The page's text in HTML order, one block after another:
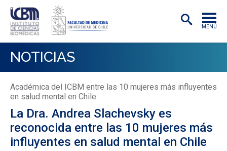
MENÚ
ACADÉMICAS/OS
INVESTIGACIÓN
PREGRADO
POSTGRADO
NOTICIAS
Académica del ICBM entre las 10 mujeres más influyentes
en salud mental en Chile
La Dra. Andrea Slachevsky es
reconocida entre las 10 mujeres más
influyentes en salud mental en Chile